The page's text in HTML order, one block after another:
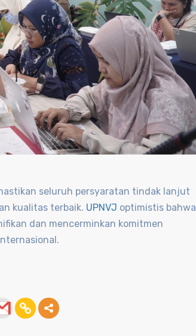
seluruh persyaratan tindak lanjut
kualitas terbaik. UPNVJ optimistis bahwa
dan mencerminkan komitmen